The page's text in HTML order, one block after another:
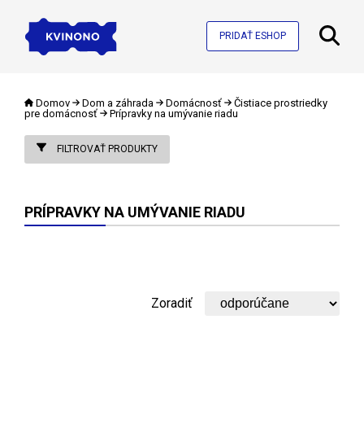
PRIDAŤ ESHOP
Domov Dom a záhrada Domácnosť
Čistiace prostriedky
pre domácnosť
Prípravky na umývanie riadu
FILTROVAŤ PRODUKTY
PRÍPRAVKY NA UMÝVANIE RIADU
Zoradiť